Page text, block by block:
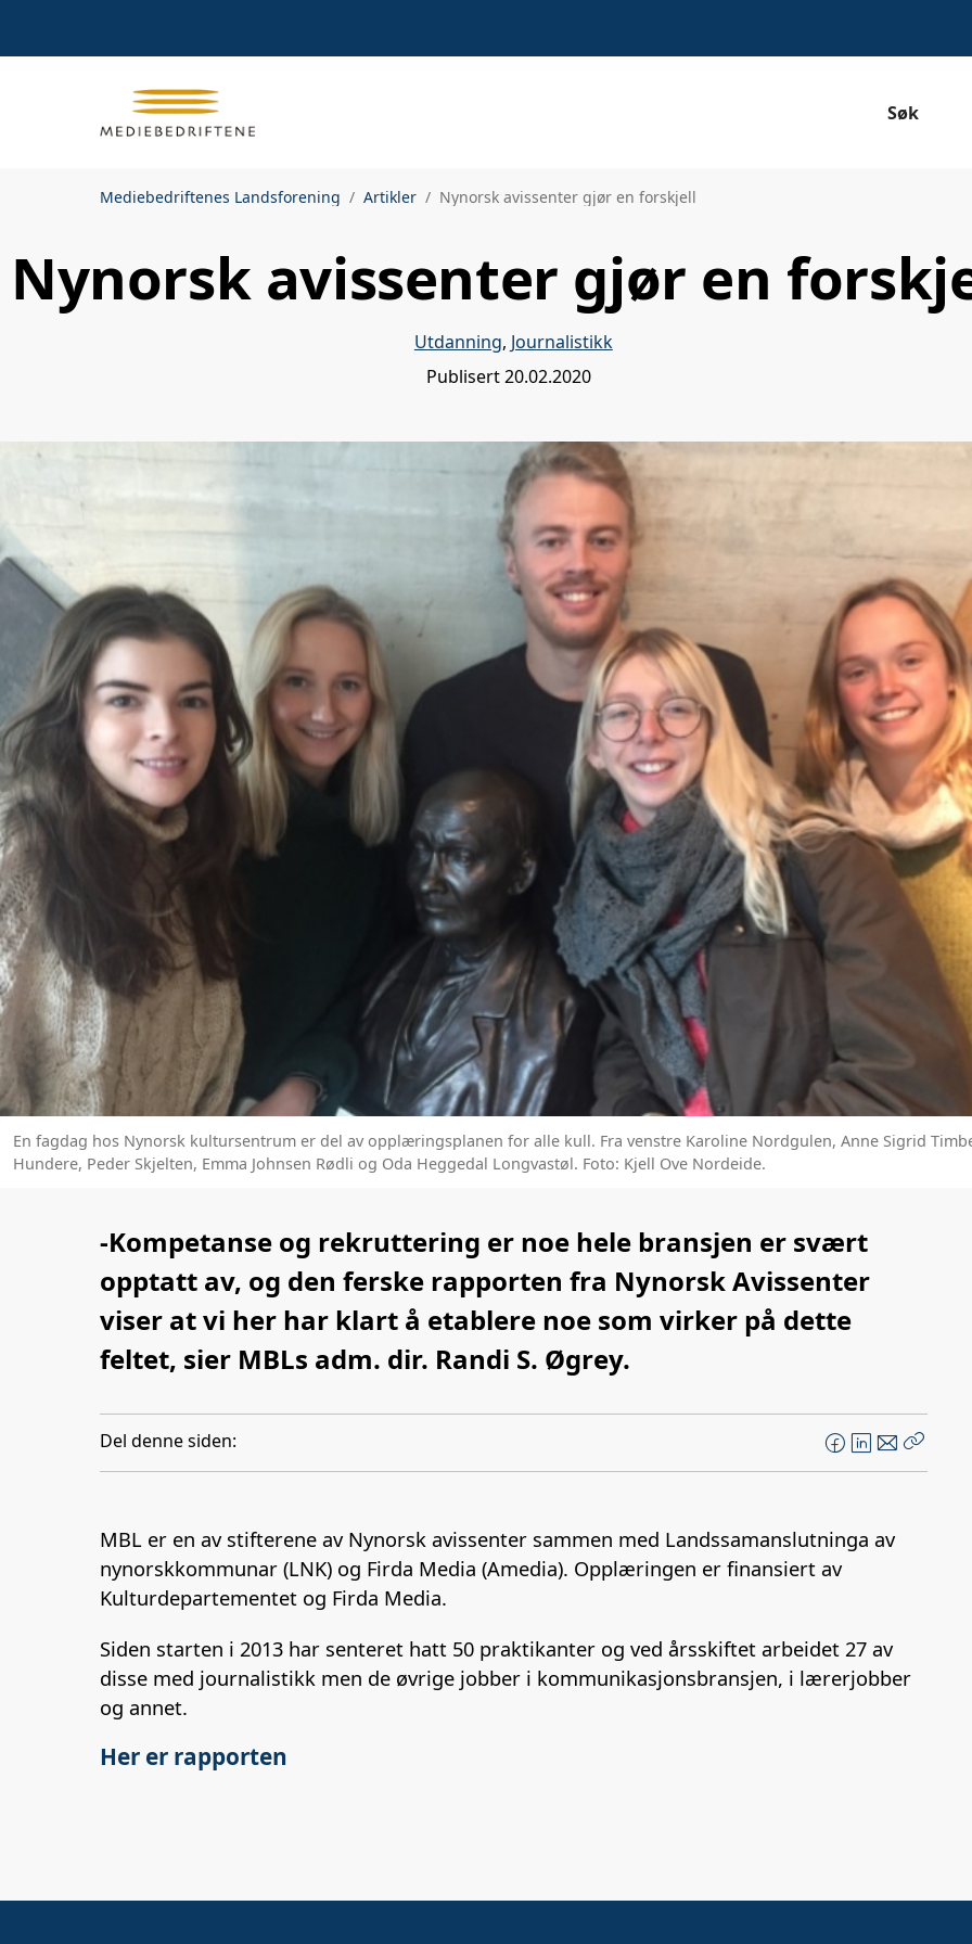
Søk
Mediebedriftenes Landsforening Artikler Nynorsk avissenter gjør en forskjell
Nynorsk avissenter gjør en
Utdanning, Journalistikk
Publisert20.02.2020
En fagdag hos Nynorsk kultursentrum er del av opplæringsplanen for alle kull. Fra venstre Karoline Nordgulen, Anne Sigrid
Hundere, Peder Skjelten, Emma Johnsen Rødli og Oda Heggedal Longvastøl. Foto: Kjell Ove Nordeide.
-Kompetanse og rekruttering er noe hele bransjen er svært
opptatt av, og den ferske rapporten fra Nynorsk Avissenter
viser at vi her har klart å etablere noe som virker på dette
feltet, sier MBLs adm. dir. Randi S. Øgrey.
Del denne siden:
F
a
e
o
L
i
k
e
E
-
o
Kopier
MBL er en av stifterene av Nynorsk avissenter sammen med Landssamanslutninga av
nynorskkommunar (LNK) og Firda Media (Amedia). Opplæringen er finansiert av
Kulturdepartementet og Firda Media.
Siden starten i 2013 har senteret hatt 50 praktikanter og ved årsskiftet arbeidet 27 av
disse med journalistikk men de øvrige jobber i kommunikasjonsbransjen, i lærerjobber
og annet.
Her er rapporten